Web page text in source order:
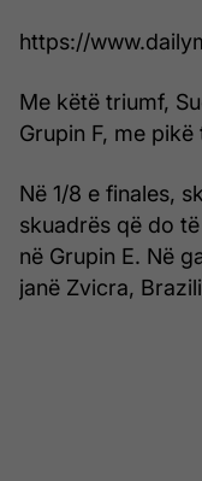
https://
Me këtë triumf,
Grupin F, me
Në 1/8 e finales,
skuadrës që do
në Grupin E. Në
janë Zvicra,